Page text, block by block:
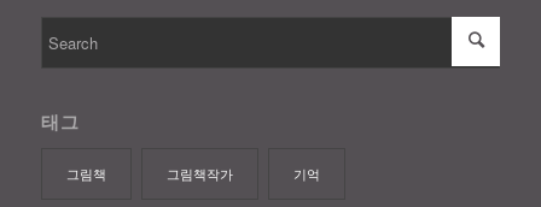
태그
그림책 그림책작가 기억